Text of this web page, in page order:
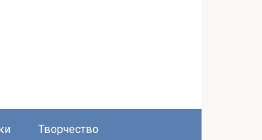
Творчество